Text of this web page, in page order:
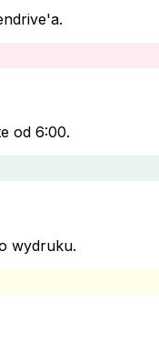
od 6:00.
wydruku.